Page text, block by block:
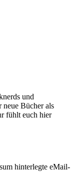
und
neue Bücher als
fühlt euch hier
hinterlegte eMail-